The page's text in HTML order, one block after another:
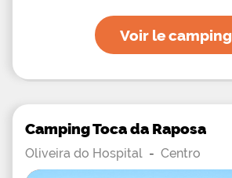
Voir le camping
Camping Toca da Raposa
Oliveira do Hospital - Centro